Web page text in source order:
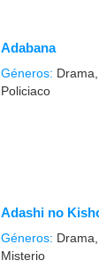
Adabana
Géneros:
Policiaco
Adashi no
Géneros:
Misterio